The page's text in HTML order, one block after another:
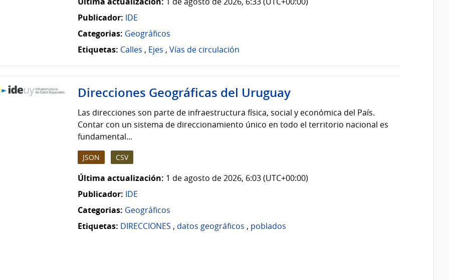
Publicador: IDE
Categorias: Geográficos
Etiquetas: Calles , Ejes , Vías de circulación
Direcciones Geográficas del Uruguay
Las direcciones son parte de infraestructura física, social y económica del País.
Contar con un sistema de direccionamiento único en todo el territorio nacional es
fundamental...
JSON CSV
Última actualización: 1 de agosto de 2026, 6:03 (UTC+00:00)
Publicador: IDE
Categorias: Geográficos
Etiquetas: DIRECCIONES , datos geográficos , poblados